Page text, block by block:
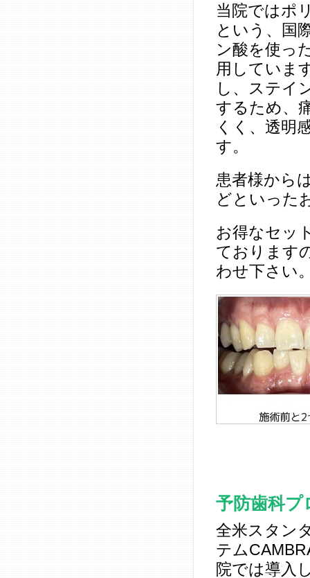
当院ではポ
という、国
ン酸を使っ
用していま
し、ステイ
するため、
くく、透明
す。
患者様から
どといった
お得なセッ
ております
わせ下さい
予防歯科プ
全米スタン
テム
院では導入